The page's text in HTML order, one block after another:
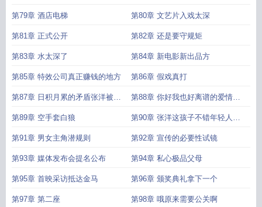
第79章 酒店电梯 第80章 文艺片入戏太深
第81章 正式公开 第82章 还是要守规矩
第83章 水太深了 第84章 新电影新出品方
第85章 特效公司真正赚钱的地方 第86章 假戏真打
第87章 日积月累的矛盾张洋被封
杀
第88章 你好我也好离谱的爱情故
事
第89章 空手套白狼 第90章 张洋这孩子不错年轻人的
迷失
第91章 男女主角潜规则 第92章 宣传的必要性试镜
第93章 媒体发布会提名公布 第94章 私心极品父母
第95章 首映采访抵达金马 第96章 颁奖典礼拿下一个
第97章 第二座 第98章 哦原来需要公关啊